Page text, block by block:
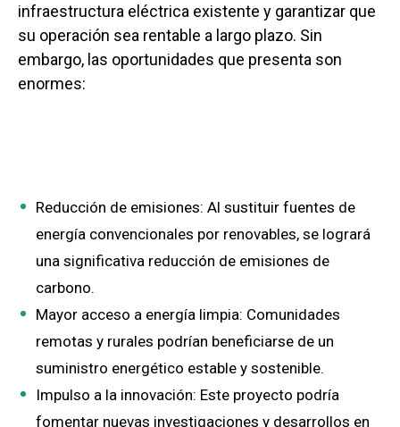
infraestructura eléctrica existente y garantizar que
su operación sea rentable a largo plazo. Sin
embargo, las oportunidades que presenta son
enormes:
Reducción de emisiones: Al sustituir fuentes de
energía convencionales por renovables, se logrará
una significativa reducción de emisiones de
carbono.
Mayor acceso a energía limpia: Comunidades
remotas y rurales podrían beneficiarse de un
suministro energético estable y sostenible.
Impulso a la innovación: Este proyecto podría
fomentar nuevas investigaciones y desarrollos en